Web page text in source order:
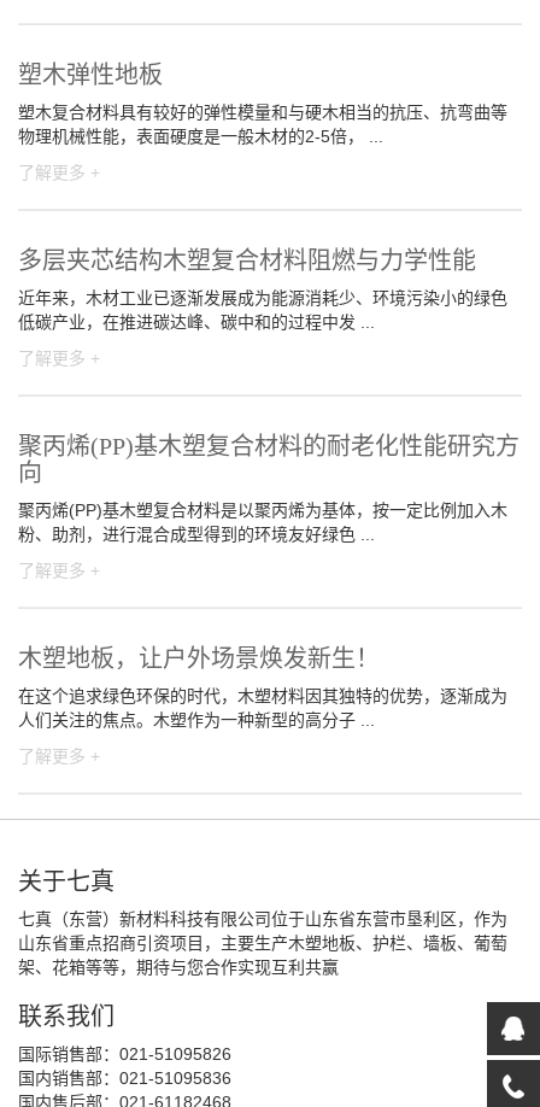
塑木弹性地板
塑木复合材料具有较好的弹性模量和与硬木相当的抗压、抗弯曲等
物理机械性能，表面硬度是一般木材的2-5倍， ...
了解更多 +
多层夹芯结构木塑复合材料阻燃与力学性能
近年来，木材工业已逐渐发展成为能源消耗少、环境污染小的绿色
低碳产业，在推进碳达峰、碳中和的过程中发 ...
了解更多 +
聚丙烯(PP)基木塑复合材料的耐老化性能研究方
向
聚丙烯(PP)基木塑复合材料是以聚丙烯为基体，按一定比例加入木
粉、助剂，进行混合成型得到的环境友好绿色 ...
了解更多 +
木塑地板，让户外场景焕发新生！
在这个追求绿色环保的时代，木塑材料因其独特的优势，逐渐成为
人们关注的焦点。木塑作为一种新型的高分子 ...
了解更多 +
关于七真
七真（东营）新材料科技有限公司位于山东省东营市垦利区，作为
山东省重点招商引资项目，主要生产木塑地板、护栏、墙板、葡萄
架、花箱等等，期待与您合作实现互利共赢
联系我们
国际销售部：021-51095826
国内销售部：021-51095836
国内售后部：021-61182468